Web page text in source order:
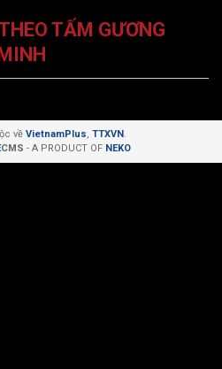
TẤM GƯƠNG
về VietnamPlus, TTXVN.
CMS - A PRODUCT OF NEKO